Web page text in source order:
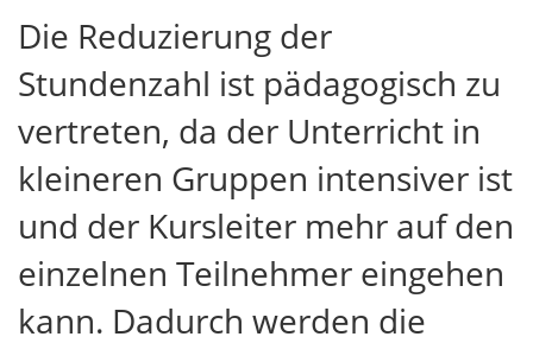
Die Reduzierung der
Stundenzahl ist pädagogisch zu
vertreten, da der Unterricht in
kleineren Gruppen intensiver ist
und der Kursleiter mehr auf den
einzelnen Teilnehmer eingehen
kann. Dadurch werden die